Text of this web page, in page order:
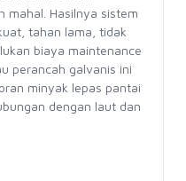
mahal. Hasilnya sistem
tahan lama, tidak
biaya maintenance
perancah galvanis ini
minyak lepas pantai
dengan laut dan